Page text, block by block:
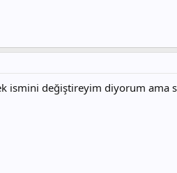
ismini değiştireyim diyorum ama